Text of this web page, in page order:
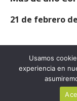
21 de febrero
Usamos
experiencia en